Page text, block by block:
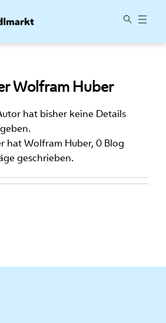
Wolfram Huber
hat bisher keine Details
hat Wolfram Huber, 0 Blog
geschrieben.